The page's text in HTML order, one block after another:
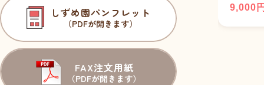
9,000
しずめ園パンフレット
（PDFが開きます）
FAX注文用紙
（PDFが開きます）